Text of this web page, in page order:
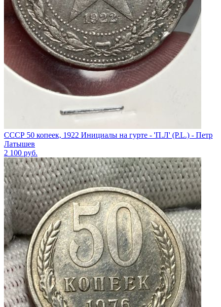
СССР 50 копеек, 1922 Инициалы на гурте - 'П.Л' (P.L.) - Петр
Латышев
2 100 руб.